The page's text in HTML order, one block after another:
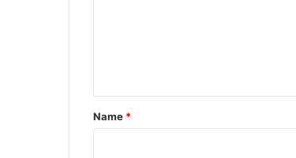
*
Name *